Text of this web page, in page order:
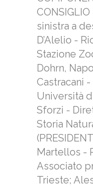
sinistra a
D’Alelio -
Stazione
Dohrn,
Castracani
Università
Sforzi -
Storia
Martellos -
Associato
Trieste;